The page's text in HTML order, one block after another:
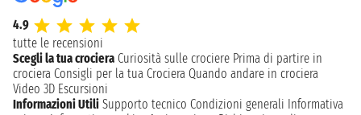
4.9
tutte le recensioni
Scegli la tua crociera Curiosità sulle crociere Prima di partire in
crociera Consigli per la tua Crociera Quando andare in crociera
Video 3D Escursioni
Informazioni Utili Supporto tecnico Condizioni generali Informativa